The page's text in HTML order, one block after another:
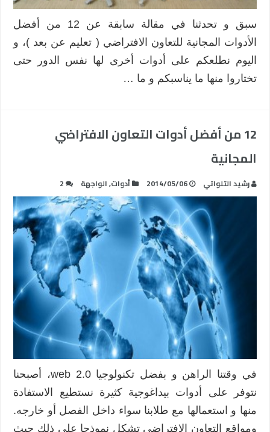
سبق و تحدثنا في مقالة سابقة عن 12 من أفضل
الأدوات المجانية للتعاون الافتراضي ( تعليم عن بعد )، و
اليوم نطلعكم على أدوات أخرى لها نفس الدور حتى
تختاروا منها ما يناسبكم و ما …
12 من أفضل أدوات التعاون الافتراضي
المجانية
رشيد التلواتي 2014/05/06 أدوات,الواجهة 2
في وقتنا الراهن و بفضل تكنولوجيا web 2.0، أصبحنا
نتوفر على أدوات بيداغوجية كثيرة نستطيع الاستفادة
منها و استعمالها مع طلابنا سواء داخل الفصل أو خارجه.
ومواقع التعاون الافتراضي تشكل نموذجا على ذلك حيث